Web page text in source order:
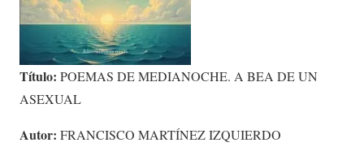
Título: POEMAS DE MEDIANOCHE. A BEA DE UN
ASEXUAL
Autor: FRANCISCO MARTÍNEZ IZQUIERDO